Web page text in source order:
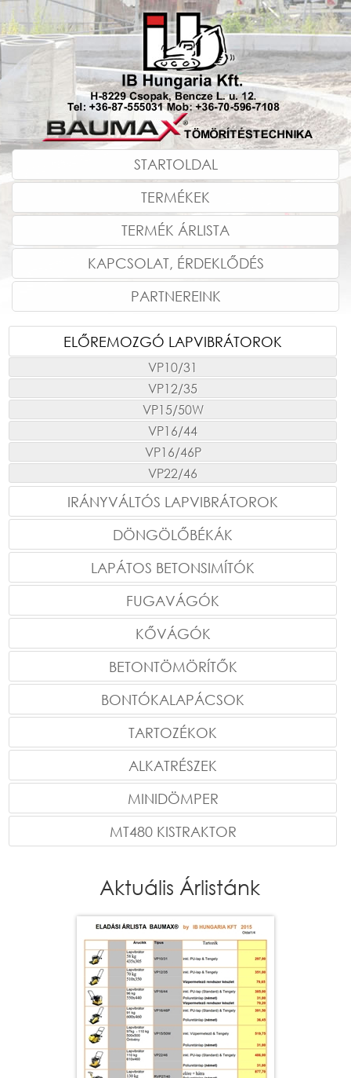
STARTOLDAL
TERMÉKEK
TERMÉK ÁRLISTA
KAPCSOLAT, ÉRDEKLŐDÉS
PARTNEREINK
ELŐREMOZGÓ LAPVIBRÁTOROK
VP10/31
VP12/35
VP15/50W
VP16/44
VP16/46P
VP22/46
IRÁNYVÁLTÓS LAPVIBRÁTOROK
DÖNGÖLŐBÉKÁK
LAPÁTOS BETONSIMÍTÓK
FUGAVÁGÓK
KŐVÁGÓK
BETONTÖMÖRÍTŐK
BONTÓKALAPÁCSOK
TARTOZÉKOK
ALKATRÉSZEK
MINIDÖMPER
MT480 KISTRAKTOR
Aktuális Árlistánk